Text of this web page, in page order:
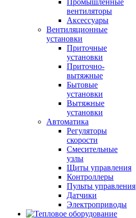
Промышленные
вентиляторы
Аксессуары
Вентиляционные
установки
Приточные
установки
Приточно-
вытяжные
Бытовые
установки
Вытяжные
установки
Автоматика
Регуляторы
скорости
Смесительные
узлы
Щиты управления
Контроллеры
Пульты управления
Датчики
Электроприводы